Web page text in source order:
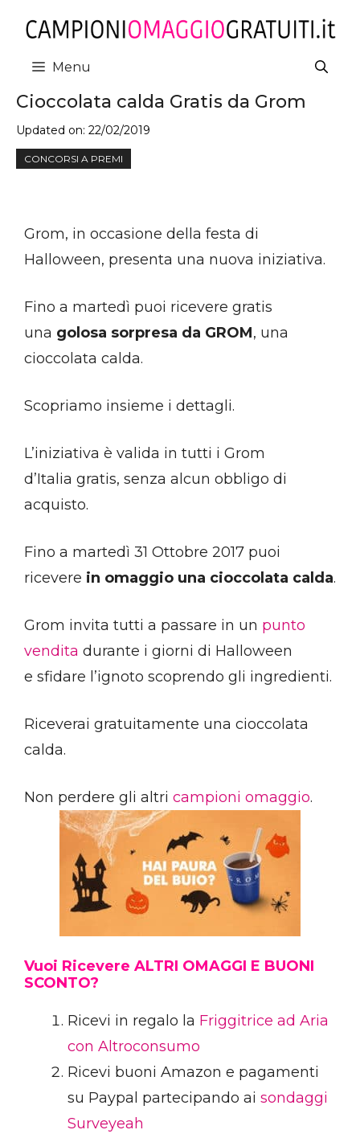
contenuto
Menu
Cioccolata calda Gratis da Grom
Updated on: 22/02/2019
CONCORSI A PREMI
Grom, in occasione della festa di
Halloween, presenta una nuova iniziativa.
Fino a martedì puoi ricevere gratis
una golosa sorpresa da GROM, una
cioccolata calda.
Scopriamo insieme i dettagli.
L’iniziativa è valida in tutti i Grom
d’Italia gratis, senza alcun obbligo di
acquisto.
Fino a martedì 31 Ottobre 2017 puoi
ricevere in omaggio una cioccolata calda.
Grom invita tutti a passare in un punto
vendita durante i giorni di Halloween
e sfidare l’ignoto scoprendo gli ingredienti.
Riceverai gratuitamente una cioccolata
calda.
Non perdere gli altri campioni omaggio.
Vuoi Ricevere ALTRI OMAGGI E BUONI
SCONTO?
Ricevi in regalo la Friggitrice ad Aria
con Altroconsumo
Ricevi buoni Amazon e pagamenti
su Paypal partecipando ai sondaggi
Surveyeah